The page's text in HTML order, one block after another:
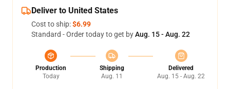
Deliver to United States
Cost to ship:$6.99
Standard - Order today to get byAug. 15 - Aug. 22
Production
Today
Shipping
Aug. 11
Delivered
Aug. 15 - Aug. 22